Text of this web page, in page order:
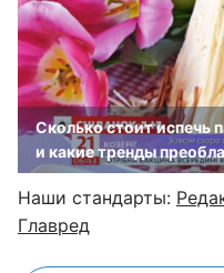
Сколько стоит испечь
и какие тренды
Наши стандарты:
Главред